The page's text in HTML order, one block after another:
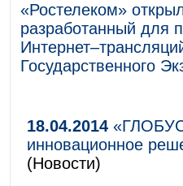
«Ростелеком»
разработанный для
Государственного
18.04.2014
инновационное
(Новости)